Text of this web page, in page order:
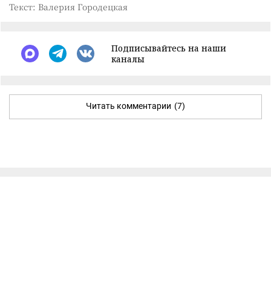
Текст: Валерия Городецкая
Подписывайтесь на наши
каналы
Читать комментарии (7)